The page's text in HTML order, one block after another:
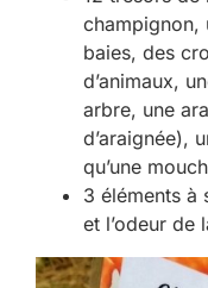
champignon,
baies, des
d’animaux,
arbre, une
d’araignée),
qu’une
3 éléments à
et l’odeur de